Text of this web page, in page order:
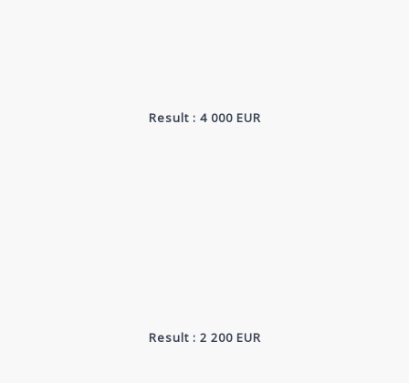
Result : 4 000 EUR
Result : 2 200 EUR